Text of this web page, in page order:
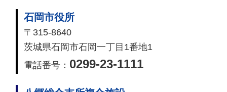
石岡市役所
〒315-8640
茨城県石岡市石岡一丁目1番地1
電話番号： 0299-23-1111